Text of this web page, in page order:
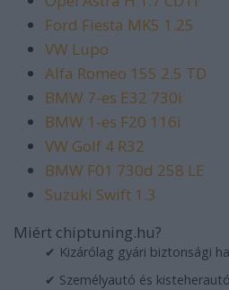
Ford Fiesta MK5 1.25
VW Lupo
Alfa Romeo 155 2.5 TD
BMW 7-es E32 730i
BMW 1-es F20 116i
VW Golf 4 R32
BMW F01 730d 258 LE
Suzuki Swift 1.3
Miért chiptuning.hu?
✔ Kizárólag gyári biztonsági
✔ Személyautó és